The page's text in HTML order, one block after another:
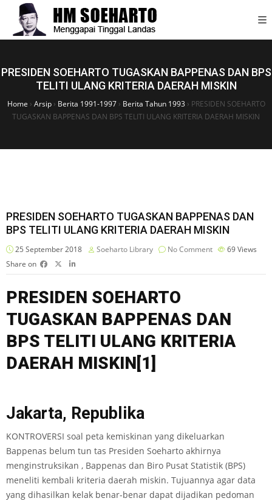
PRESIDEN SOEHARTO TUGASKAN BAPPENAS DAN BPS
TELITI ULANG KRITERIA DAERAH MISKIN
Home › Arsip› Berita 1991-1997› Berita Tahun 1993› PRESIDEN SOEHARTO
TUGASKAN BAPPENAS DAN BPS TELITI ULANG KRITERIA DAERAH MISKIN
PRESIDEN SOEHARTO TUGASKAN BAPPENAS DAN
BPS TELITI ULANG KRITERIA DAERAH MISKIN
25 September 2018 Soeharto Library No Comment 69Views
Share on
PRESIDEN SOEHARTO
TUGASKAN BAPPENAS DAN
BPS TELITI ULANG KRITERIA
DAERAH MISKIN[1]
Jakarta, Republika
KONTROVERSI soal peta kemiskinan yang dikeluarkan
Bappenas belum tun tas Presiden Soeharto akhirnya
menginstruksikan , Bappenas dan Biro Pusat Statistik (BPS)
meneliti kembali kriteria daerah miskin. Tujuannya agar data
yang dihasilkan kelak benar-benar dapat dijadikan pedoman